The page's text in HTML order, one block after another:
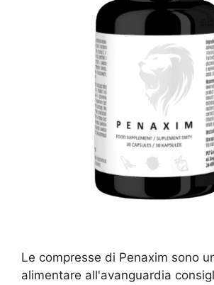
Le compresse di Penaxim sono
alimentare all'avanguardia